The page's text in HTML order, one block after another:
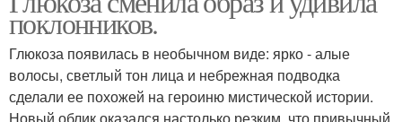
поклонников.
Глюкоза появилась в необычном виде: ярко - алые
волосы, светлый тон лица и небрежная подводка
сделали ее похожей на героиню мистической истории.